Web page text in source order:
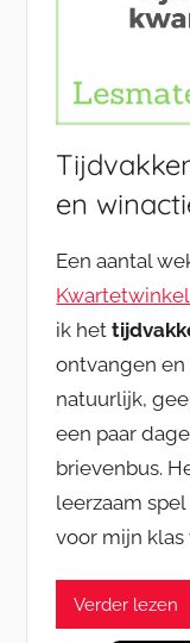
en
Een aantal
ik het
ontvangen en
natuurlijk,
een paar
brievenbus.
leerzaam
voor mijn
Verder lezen